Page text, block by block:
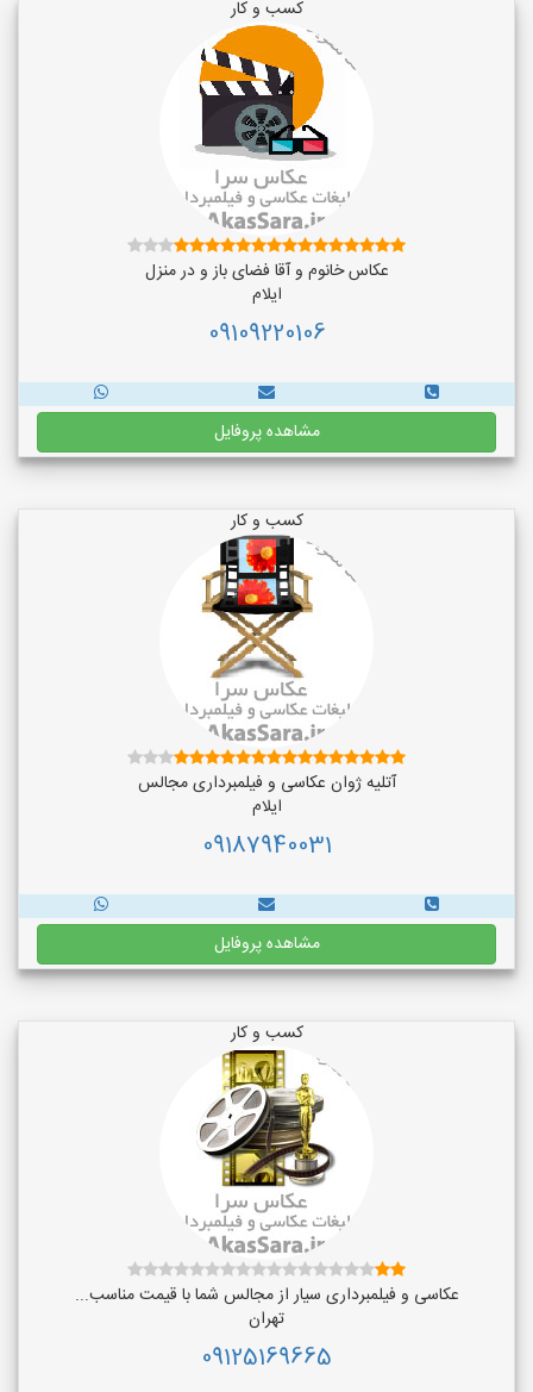
کسب و کار
عکاس خانوم و آقا فضای باز و در منزل
ایلام
09109220106
مشاهده پروفایل
کسب و کار
آتلیه ژوان عکاسی و فیلمبرداری مجالس
ایلام
09187940031
مشاهده پروفایل
کسب و کار
عکاسی و فیلمبرداری سیار از مجالس شما با قیمت مناسب...
تهران
09125169665